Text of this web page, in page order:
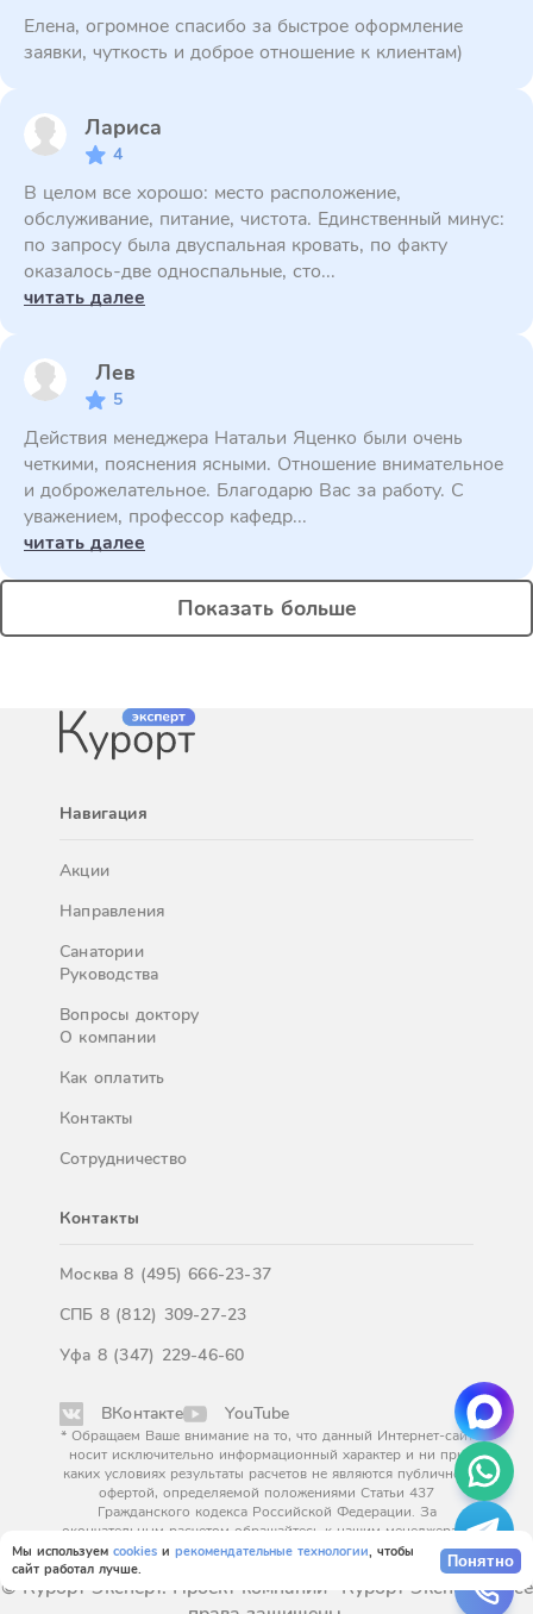
Мы используем cookies и рекомендательные технологии, чтобы
сайт работал лучше.
Понятно
Елена, огромное спасибо за быстрое оформление
заявки, чуткость и доброе отношение к клиентам)
Лариса
4
В целом все хорошо: место расположение,
обслуживание, питание, чистота. Единственный минус:
по запросу была двуспальная кровать, по факту
оказалось-две односпальные, сто...
читать далее
Лев
5
Действия менеджера Натальи Яценко были очень
четкими, пояснения ясными. Отношение внимательное
и доброжелательное. Благодарю Вас за работу. С
уважением, профессор кафедр...
читать далее
Показать больше
Навигация
Акции
Направления
Санатории
Руководства
Вопросы доктору
О компании
Как оплатить
Контакты
Сотрудничество
Контакты
Москва8 (495) 666-23-37
СПБ 8 (812) 309-27-23
Уфа 8 (347) 229-46-60
ВКонтакте YouTube
* Обращаем Ваше внимание на то, что данный Интернет-сайт
носит исключительно информационный характер и ни при
каких условиях результаты расчетов не являются публичной
офертой, определяемой положениями Статьи 437
Гражданского кодекса Российской Федерации. За
окончательным расчетом обращайтесь к нашим менеджерам.
© Курорт Эксперт. Проект компании "Курорт Эксперт". Все